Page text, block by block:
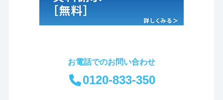
お電話でのお問い合わせ
0120-833-350